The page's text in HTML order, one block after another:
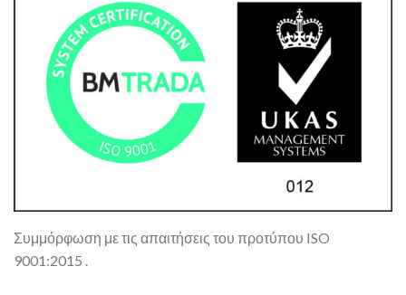
Συμμόρφωση με τις απαιτήσεις του προτύπου ISO
9001:2015 .